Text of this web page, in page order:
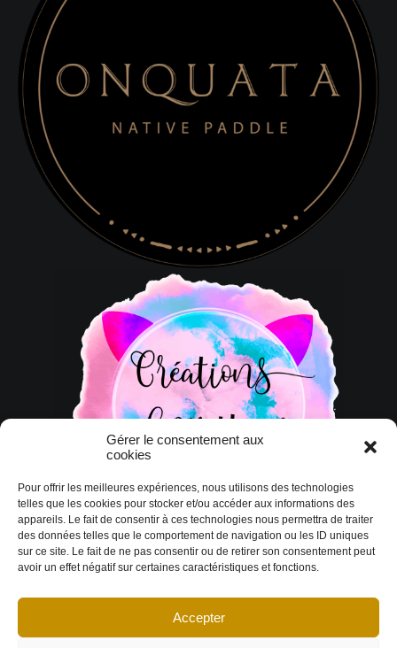
Gérer le consentement aux
cookies
Pour offrir les meilleures expériences, nous utilisons des technologies
telles que les cookies pour stocker et/ou accéder aux informations des
appareils. Le fait de consentir à ces technologies nous permettra de traiter
des données telles que le comportement de navigation ou les ID uniques
sur ce site. Le fait de ne pas consentir ou de retirer son consentement peut
avoir un effet négatif sur certaines caractéristiques et fonctions.
Accepter
© Copyright 2026 DESIGN EXTÉRIEUR | Tous droits réservés.
conditions|Politique de cookies Déclaration de confidentialité|Imprint|